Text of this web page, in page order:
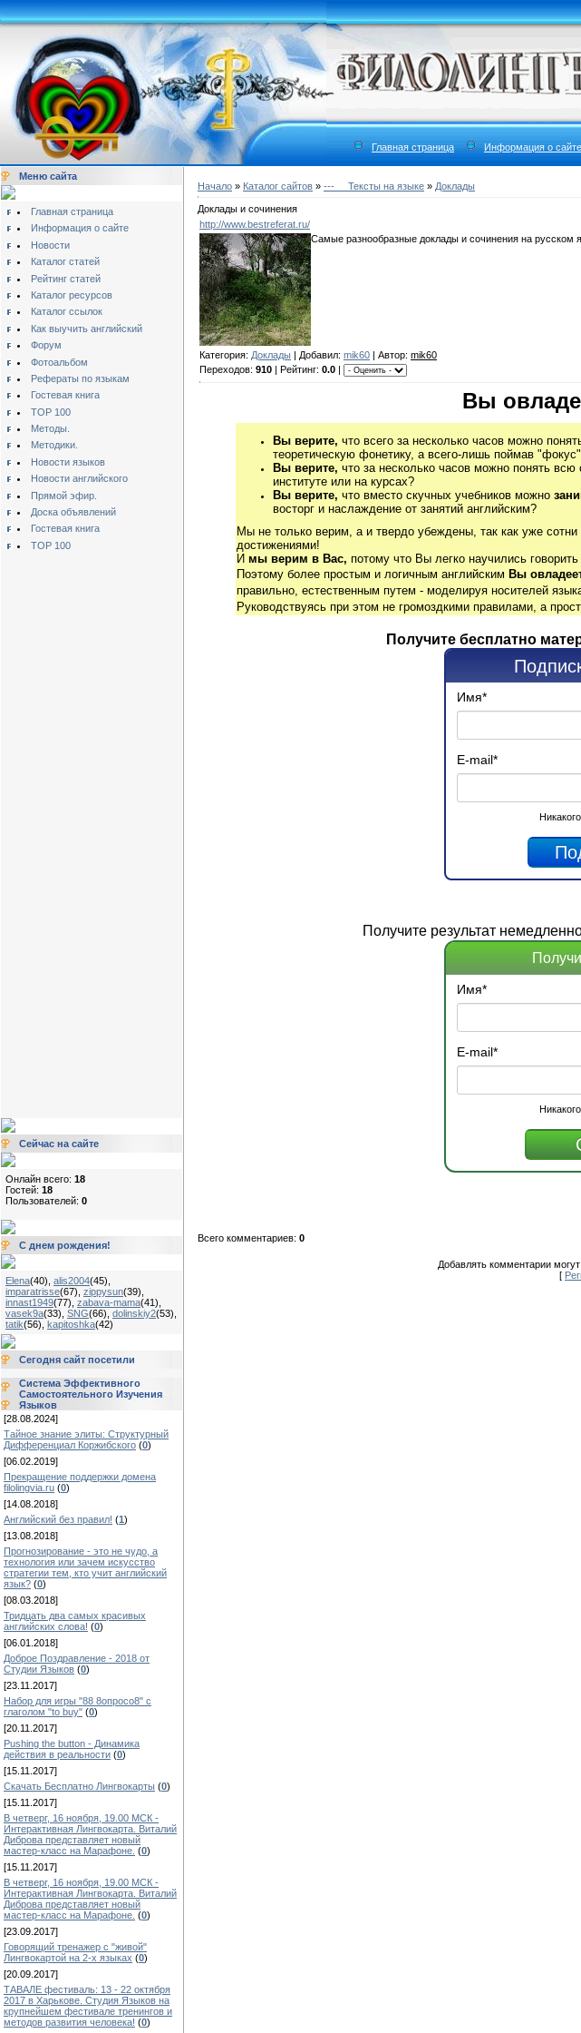
Главная страница Информация о сайте
Меню сайта
Главная страница
Информация о сайте
Новости
Каталог статей
Рейтинг статей
Каталог ресурсов
Каталог ссылок
Как выучить английский
Форум
Фотоальбом
Рефераты по языкам
Гостевая книга
TOP 100
Методы.
Методики.
Новости языков
Новости английского
Прямой эфир.
Доска объявлений
Гостевая книга
TOP 100
Сейчас на сайте
Онлайн всего: 18
Гостей: 18
Пользователей: 0
С днем рождения!
Elena(40) alis2004(45)
imparatrisse(67) zippysun(39)
innast1949(77) zabava-mama(41)
vasek9a(33) SNG(66) dolinskiy2(53)
tatik(56) kapitoshka(42)
Сегодня сайт посетили
Система Эффективного
Самостоятельного Изучения
Языков
[28.08.2024]
Тайное знание элиты: Структурный
Дифференциал Коржибского (0)
[06.02.2019]
Прекращение поддержки домена
filolingvia.ru (0)
[14.08.2018]
Английский без правил! (1)
[13.08.2018]
Прогнозирование - это не чудо, а
технология или зачем искусство
стратегии тем, кто учит английский
язык? (0)
[08.03.2018]
Тридцать два самых красивых
английских слова! (0)
[06.01.2018]
Доброе Поздравление - 2018 от
Студии Языков (0)
[23.11.2017]
Набор для игры "88 8опросо8" с
глаголом "to buy" (0)
[20.11.2017]
Pushing the button - Динамика
действия в реальности (0)
[15.11.2017]
Скачать Бесплатно Лингвокарты (0)
[15.11.2017]
В четверг, 16 ноября, 19.00 МСК -
Интерактивная Лингвокарта. Виталий
Диброва представляет новый
мастер-класс на Марафоне. (0)
[15.11.2017]
В четверг, 16 ноября, 19.00 МСК -
Интерактивная Лингвокарта. Виталий
Диброва представляет новый
мастер-класс на Марафоне. (0)
[23.09.2017]
Говорящий тренажер с "живой"
Лингвокартой на 2-х языках (0)
[20.09.2017]
ТАВАЛЕ фестиваль: 13 - 22 октября
2017 в Харькове. Студия Языков на
крупнейшем фестивале тренингов и
методов развития человека! (0)
Начало » Каталог сайтов » ---__ Тексты на языке » Доклады
Доклады и сочинения
http://www.bestreferat.ru/
Самые разнообразные доклады и сочинения на русском
Категория: Доклады | Добавил: mik60 | Автор: mik60
Переходов: 910 | Рейтинг: 0.0 |
Вы
Вы верите, что всего за несколько часов можно
теоретическую фонетику, а всего-лишь поймав
Вы верите, что за несколько часов можно понять
институте или на курсах?
Вы верите, что вместо скучных учебников можно
восторг и наслаждение от занятий английским?
Мы не только верим, а и твердо убеждены, так как уже
достижениями!
И мы верим в Вас, потому что Вы легко научились
Поэтому более простым и логичным английским Вы
правильно, естественным путем - моделируя носителей
Руководствуясь при этом не громоздкими правилами, а
Получите бесплатно
Имя*
E-mail*
Получите результат
Имя*
E-mail*
Всего комментариев: 0
Добавлять комментарии
[